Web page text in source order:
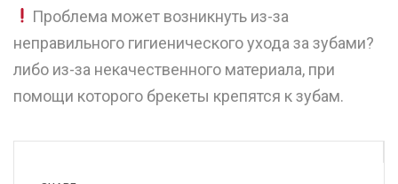
Проблема может возникнуть из-за
неправильного гигиенического ухода за зубами?
либо из-за некачественного материала, при
помощи которого брекеты крепятся к зубам. ⠀